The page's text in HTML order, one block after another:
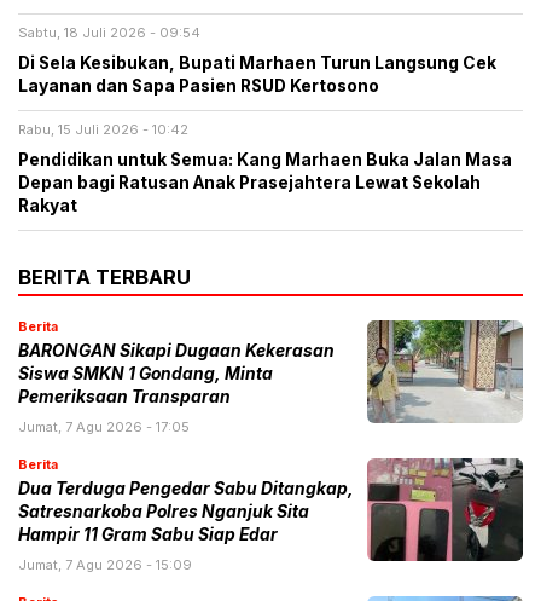
Sabtu, 18 Juli 2026 - 09:54
Di Sela Kesibukan, Bupati Marhaen Turun Langsung Cek
Layanan dan Sapa Pasien RSUD Kertosono
Rabu, 15 Juli 2026 - 10:42
Pendidikan untuk Semua: Kang Marhaen Buka Jalan Masa
Depan bagi Ratusan Anak Prasejahtera Lewat Sekolah
Rakyat
BERITA TERBARU
Berita
BARONGAN Sikapi Dugaan Kekerasan
Siswa SMKN 1 Gondang, Minta
Pemeriksaan Transparan
Jumat, 7 Agu 2026 - 17:05
Berita
Dua Terduga Pengedar Sabu Ditangkap,
Satresnarkoba Polres Nganjuk Sita
Hampir 11 Gram Sabu Siap Edar
Jumat, 7 Agu 2026 - 15:09